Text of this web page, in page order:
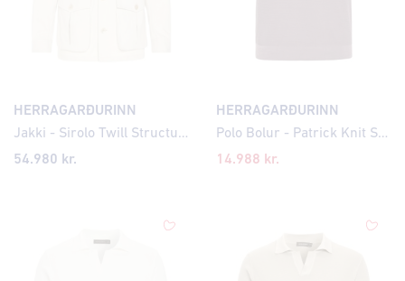
HERRAGARÐURINN
Jakki - Sirolo Twill Structure
54.980 kr.
HERRAGARÐURINN
Polo Bolur - Patrick Knit Structure
14.988 kr.